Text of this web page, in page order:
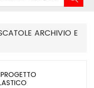
ARCHIVIO E